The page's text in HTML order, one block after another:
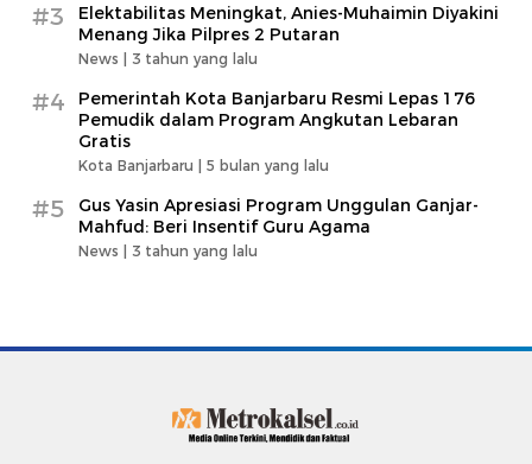
#3
Elektabilitas Meningkat, Anies-Muhaimin Diyakini
Menang Jika Pilpres 2 Putaran
News | 3 tahun yang lalu
#4
Pemerintah Kota Banjarbaru Resmi Lepas 176
Pemudik dalam Program Angkutan Lebaran
Gratis
Kota Banjarbaru | 5 bulan yang lalu
#5
Gus Yasin Apresiasi Program Unggulan Ganjar-
Mahfud: Beri Insentif Guru Agama
News | 3 tahun yang lalu